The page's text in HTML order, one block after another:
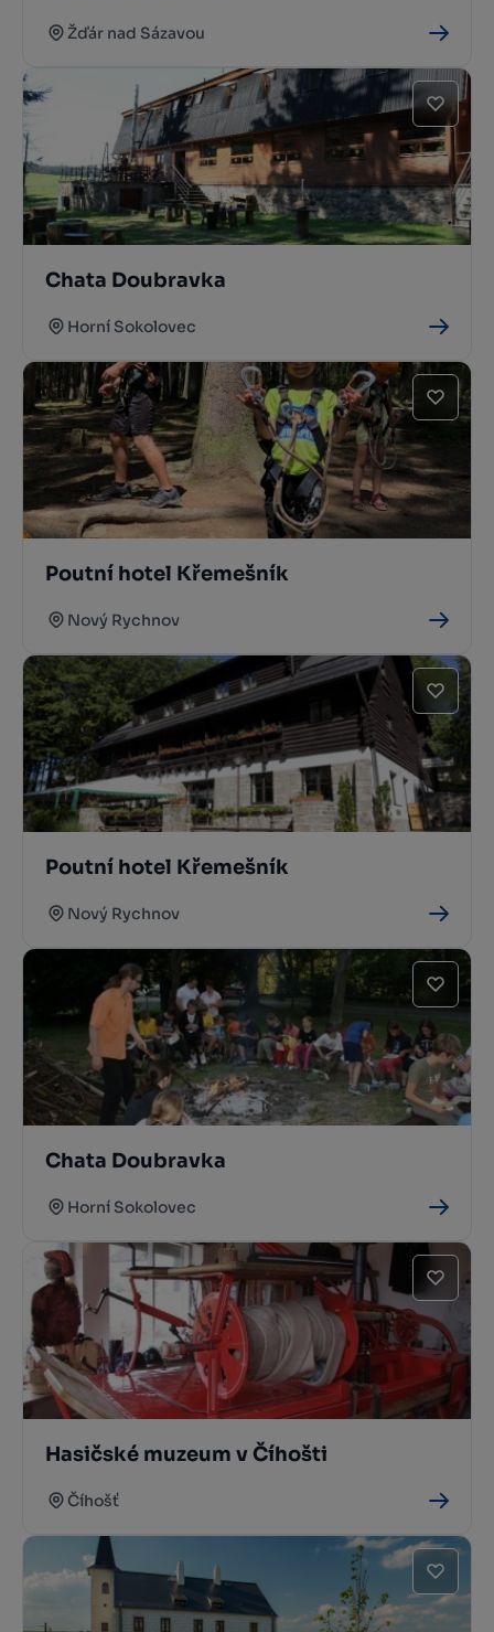
Žďár nad Sázavou
Chata Doubravka
Horní Sokolovec
Poutní hotel Křemešník
Nový Rychnov
Poutní hotel Křemešník
Nový Rychnov
Chata Doubravka
Horní Sokolovec
Hasičské muzeum v Číhošti
Číhošť